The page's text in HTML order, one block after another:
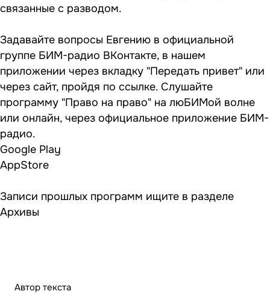
связанные с разводом.
Задавайте вопросы Евгению в официальной
группе БИМ-радио ВКонтакте, в нашем
приложении через вкладку "Передать привет" или
через сайт, пройдя по ссылке. Слушайте
программу "Право на право" на люБИМой волне
или онлайн, через официальное приложение БИМ-
радио.
Google Play
AppStore
Записи прошлых программ ищите в разделе
Архивы
Автор текста